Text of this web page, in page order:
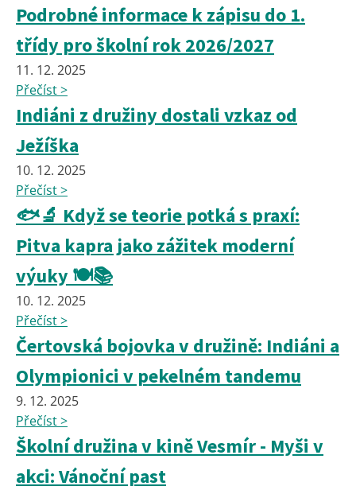
Podrobné informace k zápisu do 1.
třídy pro školní rok 2026/2027
11. 12. 2025
Přečíst >
Indiáni z družiny dostali vzkaz od
Ježíška
10. 12. 2025
Přečíst >
🐟🔬 Když se teorie potká s praxí:
Pitva kapra jako zážitek moderní
výuky 🍽️📚
10. 12. 2025
Přečíst >
Čertovská bojovka v družině: Indiáni a
Olympionici v pekelném tandemu
9. 12. 2025
Přečíst >
Školní družina v kině Vesmír - Myši v
akci: Vánoční past